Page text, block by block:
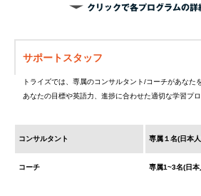
クリックで各プログラムの詳
サポートスタッフ
トライズでは、専属のコンサルタント/コーチがあなた
あなたの目標や英語力、進捗に合わせた適切な学習プ
コンサルタント 専属１名(日本
コーチ 専属1~3名(日